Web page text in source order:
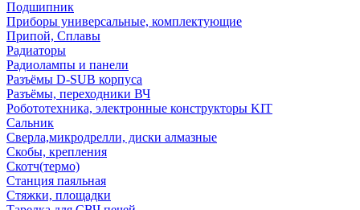
Подшипник
Приборы универсальные, комплектующие
Припой, Сплавы
Радиаторы
Радиолампы и панели
Разъёмы D-SUB корпуса
Разъёмы, переходники ВЧ
Робототехника, электронные конструкторы KIT
Сальник
Сверла,микродрелли, диски алмазные
Скобы, крепления
Скотч(термо)
Станция паяльная
Стяжки, площадки